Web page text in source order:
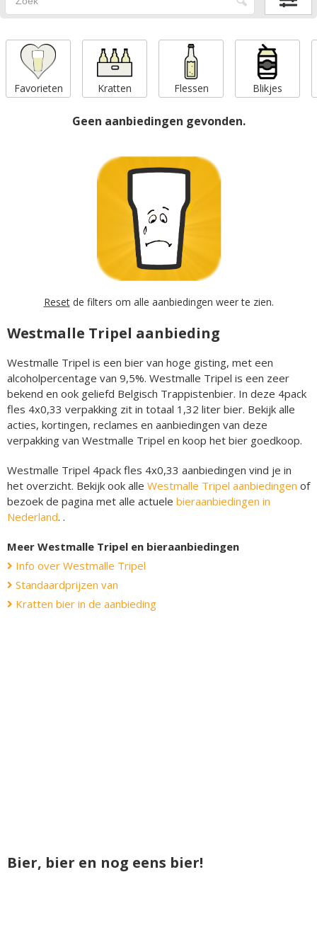
Favorieten Kratten Flessen Blikjes
Geen aanbiedingen gevonden.
Resetde filters om alle aanbiedingen weer te zien.
Westmalle Tripel aanbieding
Westmalle Tripel is een bier van hoge gisting, met een
alcoholpercentage van 9,5%. Westmalle Tripel is een zeer
bekend en ook geliefd Belgisch Trappistenbier. In deze 4pack
fles 4x0,33 verpakking zit in totaal 1,32 liter bier. Bekijk alle
acties, kortingen, reclames en aanbiedingen van deze
verpakking van Westmalle Tripel en koop het bier goedkoop.
Westmalle Tripel 4pack fles 4x0,33 aanbiedingen vind je in
het overzicht. Bekijk ook alle Westmalle Tripel aanbiedingen of
bezoek de pagina met alle actuele bieraanbiedingen in
Nederland. .
Meer Westmalle Tripel en bieraanbiedingen
Info over Westmalle Tripel
Standaardprijzen van
Kratten bier in de aanbieding
Bier, bier en nog eens bier!